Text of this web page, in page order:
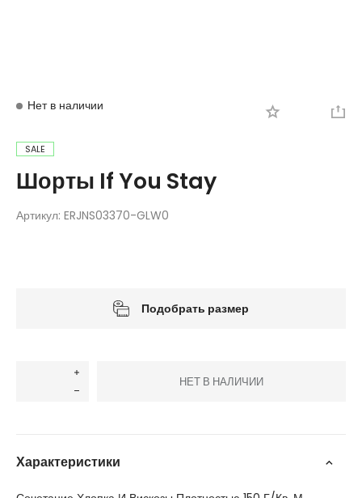
Нет в наличии
SALE
Шорты If You Stay
Артикул: ERJNS03370-GLW0
Подобрать размер
НЕТ В НАЛИЧИИ
Характеристики